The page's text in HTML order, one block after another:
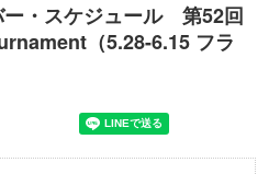
ー・スケジュール 第52回
（5.28-6.15 フラ